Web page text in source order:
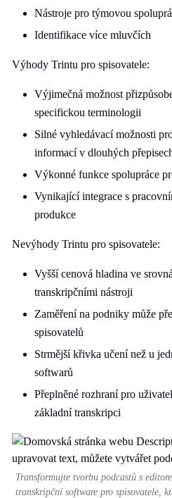
Nástroje pro týmovou
Identifikace více mluvčích
Výhody Trintu pro spisovatele:
Výjimečná možnost
specifickou terminologii
Silné vyhledávací možnosti
informací v dlouhých
Výkonné funkce spolupráce
Vynikající integrace s
produkce
Nevýhody Trintu pro spisovatele:
Vyšší cenová hladina ve
transkripčními nástroji
Zaměření na podniky může
spisovatelů
Strmější křivka učení než u
softwarů
Přeplněné rozhraní pro
základní transkripci
Transformujte tvorbu podcastů s
transkripční software pro spisovatele,